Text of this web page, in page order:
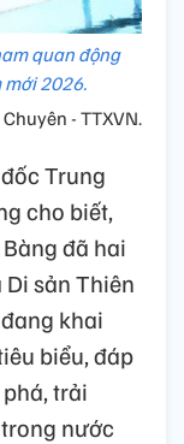
quan động
mới 2026.
- TTXVN.
Trung
cho biết,
đã hai
sản Thiên
khai
biểu, đáp
trải
nước